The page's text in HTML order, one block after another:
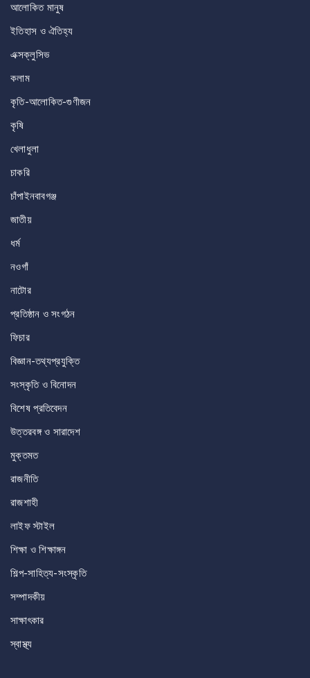
আলোকিত মানুষ
ইতিহাস ও ঐতিহ্য
এক্সক্লুসিভ
কলাম
কৃতি-আলোকিত-গুণীজন
কৃষি
খেলাধুলা
চাকরি
চাঁপাইনবাবগঞ্জ
জাতীয়
ধর্ম
নওগাঁ
নাটোর
প্রতিষ্ঠান ও সংগঠন
ফিচার
বিজ্ঞান-তথ্যপ্রযুক্তি
সংস্কৃতি ও বিনোদন
বিশেষ প্রতিবেদন
উত্তরবঙ্গ ও সারাদেশ
মুক্তমত
রাজনীতি
রাজশাহী
লাইফ স্টাইল
শিক্ষা ও শিক্ষাঙ্গন
শিল্প-সাহিত্য-সংস্কৃতি
সম্পাদকীয়
সাক্ষাৎকার
স্বাস্থ্য